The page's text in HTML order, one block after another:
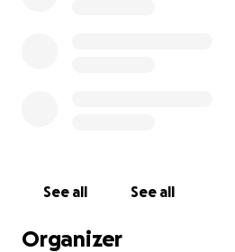
See all See all
Organizer